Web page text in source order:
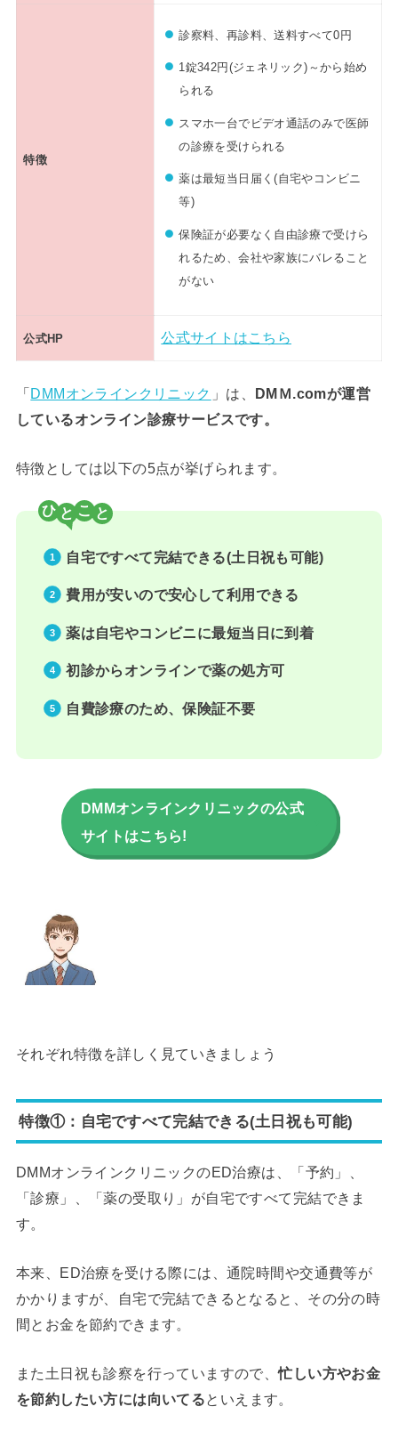
特徴
診察料、再診料、送料すべて0円
1錠342円(ジェネリック)～から始め
られる
スマホ一台でビデオ通話のみで医師
の診療を受けられる
薬は最短当日届く(自宅やコンビニ
等)
保険証が必要なく自由診療で受けら
れるため、会社や家族にバレること
がない
公式HP 公式サイトはこちら
「DMMオンラインクリニック 」は、 DMＭ.comが運営
しているオンライン診療サービスです。
特徴としては以下の5点が挙げられます。
ひ こ
自宅ですべて完結できる(土日祝も可能)
費用が安いので安心して利用できる
薬は自宅やコンビニに最短当日に到着
初診からオンラインで薬の処方可
自費診療のため、保険証不要
DMMオンラインクリニックの公式
サイトはこちら!
それぞれ特徴を詳しく見ていきましょう
特徴①：自宅ですべて完結できる(土日祝も可能)
DMMオンラインクリニックのED治療は、「予約」、
「診療」、「薬の受取り」が自宅ですべて完結できま
す。
本来、ED治療を受ける際には、通院時間や交通費等が
かかりますが、自宅で完結できるとなると、その分の時
間とお金を節約できます。
また土日祝も診察を行っていますので、忙しい方やお金
を節約したい方には向いてるといえます。